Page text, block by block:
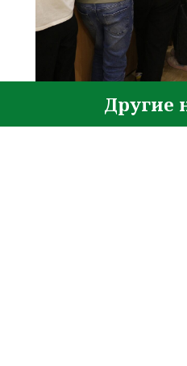
Другие